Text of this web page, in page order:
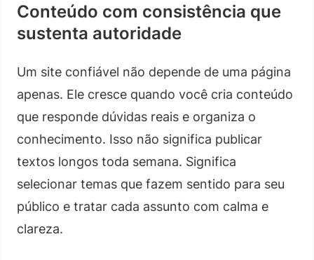
Conteúdo com consistência que
sustenta autoridade
Um site confiável não depende de uma página
apenas. Ele cresce quando você cria conteúdo
que responde dúvidas reais e organiza o
conhecimento. Isso não significa publicar
textos longos toda semana. Significa
selecionar temas que fazem sentido para seu
público e tratar cada assunto com calma e
clareza.